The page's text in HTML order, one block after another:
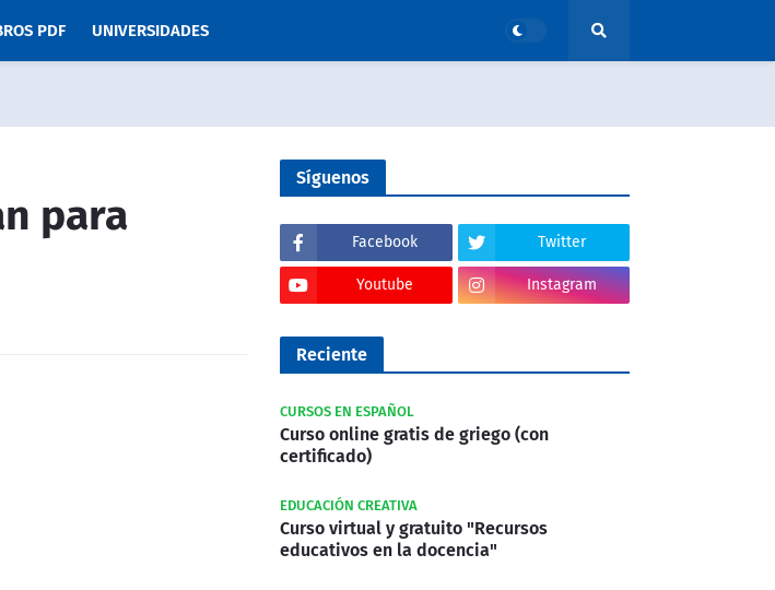
PDF UNIVERSIDADES
para
Síguenos
Facebook Twitter
Youtube Instagram
Reciente
CURSOS EN ESPAÑOL
Curso online gratis de griego (con
certificado)
EDUCACIÓN CREATIVA
Curso virtual y gratuito "Recursos
educativos en la docencia"